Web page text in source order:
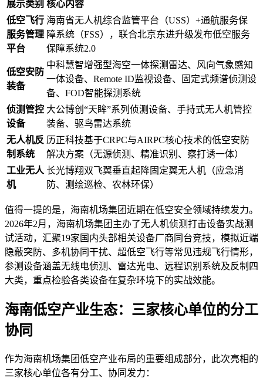
展示类别 核心内容
低空飞行
服务管理
平台
海南省无人机综合监管平台（USS）+通航服务保
障系统（FSS），联合北京东进升级发布低空服务
保障系统2.0
低空安防
装备
中科慧智增强型海空一体探测雷达、风向气象感知
一体设备、Remote ID监视设备、固定式频谱侦测设
备、FOD智能探测系统
侦测管控
设备
大公博创“天眸”系列侦测设备、手持式无人机管控
装备、驱鸟雷达系统
无人机反
制系统
历正科技基于CRPC与AIRPC核心技术的低空安防
解决方案（无源侦测、精准识别、察打诱一体）
工业无人
机
长光博翔双飞翼垂直起降固定翼无人机（应急消
防、测绘巡检、农林环保）
值得一提的是，海南机场集团近期在低空安全领域持续发力。
2026年2月，海南机场集团主办了无人机侦测打击设备实战测
试活动，汇聚19家国内头部相关设备厂商同台竞技，模拟近端
隐蔽突防、多机协同干扰、超低空飞行等常见违规飞行情形，
参测设备涵盖无线电侦测、雷达光电、远程识别系统及反制四
大类，重点检验各类设备在复杂环境下的实战效能。
海南低空产业生态：三家核心单位的分工
协同
作为海南机场集团低空产业布局的重要组成部分，此次亮相的
三家核心单位各有分工、协同发力：